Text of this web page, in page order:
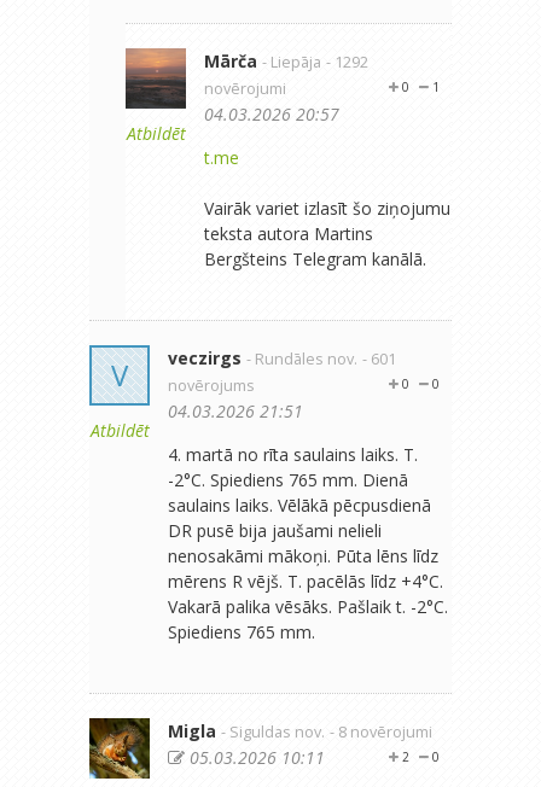
Atbildēt
Mārča - Liepāja - 1292
novērojumi
1
0
04.03.2026 20:57
t.me
Vairāk variet izlasīt šo ziņojumu
teksta autora Martins
Bergšteins Telegram kanālā.
V
Atbildēt
veczirgs - Rundāles nov. - 601
novērojums
0
0
04.03.2026 21:51
4. martā no rīta saulains laiks. T.
-2°C. Spiediens 765 mm. Dienā
saulains laiks. Vēlākā pēcpusdienā
DR pusē bija jaušami nelieli
nenosakāmi mākoņi. Pūta lēns līdz
mērens R vējš. T. pacēlās līdz +4°C.
Vakarā palika vēsāks. Pašlaik t. -2°C.
Spiediens 765 mm.
Migla - Siguldas nov. - 8 novērojumi
0
2
05.03.2026 10:11